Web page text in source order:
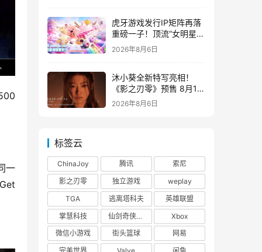
一
虎牙游戏发行IP矩阵再落
重磅一子！顶流“女明星”
ZANMANG LOOPY 正版
3D消除手游《消消奇遇》
2026年8月6日
沐小葵全新特写亮相！
《影之刃零》预售 8月12
日开启
2026年8月6日
标签云
ChinaJoy 腾讯
索尼
影之刃零
独立游戏
weplay
TGA
逃离塔科夫
英雄联盟
掌慧科技
仙剑奇侠传四
Xbox
微信小游戏
街头篮球
网易